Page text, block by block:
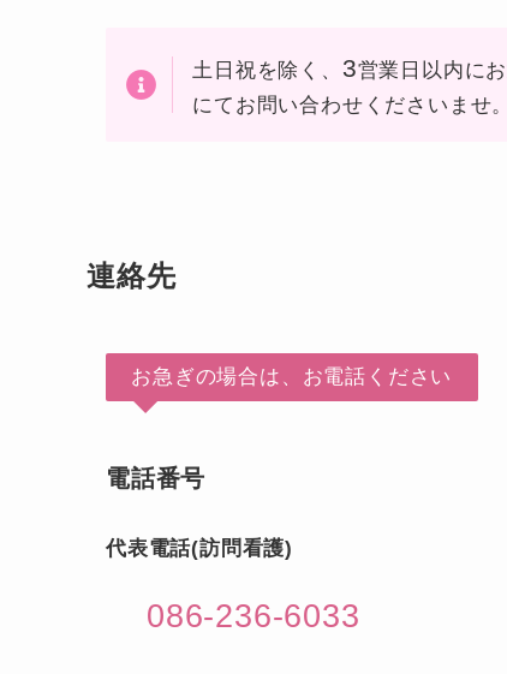
土日祝を除く、 3営業日以内に
にてお問い合わせくださいませ。
連絡先
お急ぎの場合は、お電話ください
電話番号
代表電話(訪問看護)
086-236-6033